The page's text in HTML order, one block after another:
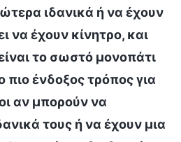
ιδανικά ή να έχουν
να έχουν κίνητρο, και
το σωστό μονοπάτι
πιο ένδοξος τρόπος για
αν μπορούν να
τους ή να έχουν μια